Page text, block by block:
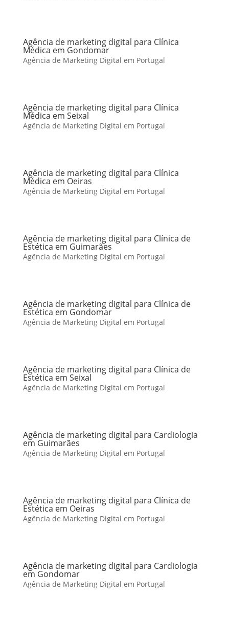
Agência de marketing digital para Clínica
Médica em Gondomar
Agência de Marketing Digital em Portugal
Agência de marketing digital para Clínica
Médica em Seixal
Agência de Marketing Digital em Portugal
Agência de marketing digital para Clínica
Médica em Oeiras
Agência de Marketing Digital em Portugal
Agência de marketing digital para Clínica de
Estética em Guimarães
Agência de Marketing Digital em Portugal
Agência de marketing digital para Clínica de
Estética em Gondomar
Agência de Marketing Digital em Portugal
Agência de marketing digital para Clínica de
Estética em Seixal
Agência de Marketing Digital em Portugal
Agência de marketing digital para Cardiologia
em Guimarães
Agência de Marketing Digital em Portugal
Agência de marketing digital para Clínica de
Estética em Oeiras
Agência de Marketing Digital em Portugal
Agência de marketing digital para Cardiologia
em Gondomar
Agência de Marketing Digital em Portugal